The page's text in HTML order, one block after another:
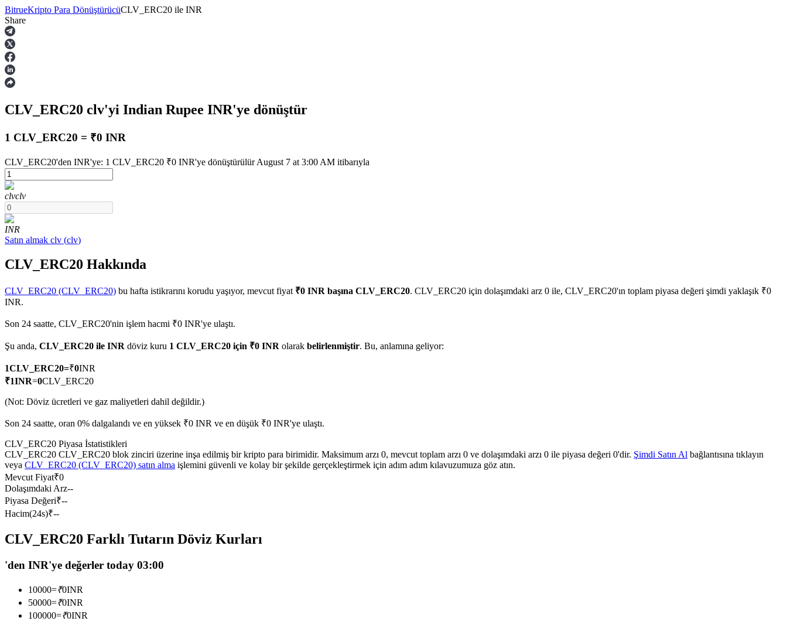
Vadeli İşlemler
TradFi
Hisse senetleri, döviz, değerli metaller ve emtia türevleri
USDC Vadeli İşlemleri
USDC'yi teminat olarak kullanan vadeli işlemler
BitrueKripto Para DönüştürücüCLV_ERC20 ile INR
Share
CLV_ERC20 clv'yi Indian Rupee INR'ye dönüştür
1 CLV_ERC20 = ₹0 INR
CLV_ERC20'den INR'ye: 1 CLV_ERC20 ₹0 INR'ye dönüştürülür August 7 at 3:00 AM itibarıyla
clvclv
INR
Satın almak clv (clv)
CLV_ERC20 Hakkında
CLV_ERC20 (CLV_ERC20) bu hafta istikrarını korudu yaşıyor, mevcut fiyat ₹0 INR başına CLV_ERC20. CLV_ERC20 için dolaşımdaki arz 0 ile, CLV_ERC20'ın toplam piyasa değeri şimdi yaklaşık ₹0
INR.
Son 24 saatte, CLV_ERC20'nin işlem hacmi ₹0 INR'ye ulaştı.
Şu anda, CLV_ERC20 ile INR döviz kuru 1 CLV_ERC20 için ₹0 INR olarak belirlenmiştir. Bu, anlamına geliyor:
1CLV_ERC20=₹0INR
₹1INR=0CLV_ERC20
(Not: Döviz ücretleri ve gaz maliyetleri dahil değildir.)
Son 24 saatte, oran 0% dalgalandı ve en yüksek ₹0 INR ve en düşük ₹0 INR'ye ulaştı.
CLV_ERC20 Piyasa İstatistikleri
CLV_ERC20 CLV_ERC20 blok zinciri üzerine inşa edilmiş bir kripto para birimidir. Maksimum arzı 0, mevcut toplam arzı 0 ve dolaşımdaki arzı 0 ile piyasa değeri 0'dir. Şimdi Satın Al bağlantısına tıklayın
veya CLV_ERC20 (CLV_ERC20) satın alma işlemini güvenli ve kolay bir şekilde gerçekleştirmek için adım adım kılavuzumuza göz atın.
Mevcut Fiyat₹0
Dolaşımdaki Arz--
Piyasa Değeri₹--
Hacim(24s)₹--
CLV_ERC20 Farklı Tutarın Döviz Kurları
'den INR'ye değerler today 03:00
10000=₹0INR
50000=₹0INR
100000=₹0INR